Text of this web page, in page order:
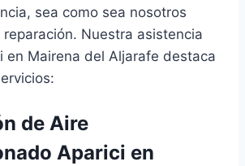
sea como sea nosotros
Nuestra asistencia
en Mairena del Aljarafe destaca
de Aire
Aparici en